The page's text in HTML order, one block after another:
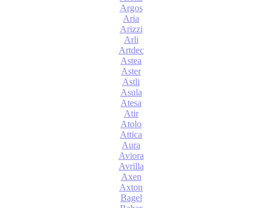
Argos
Aria
Arizzi
Arli
Artdec
Astea
Aster
Astli
Asula
Atesa
Atir
Atolo
Attica
Aura
Aviora
Avrilla
Axen
Axton
Bagel